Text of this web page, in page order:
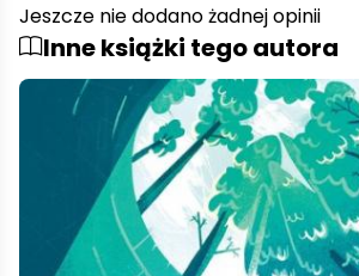
Jeszcze nie dodano żadnej opinii
Inne książki tego autora